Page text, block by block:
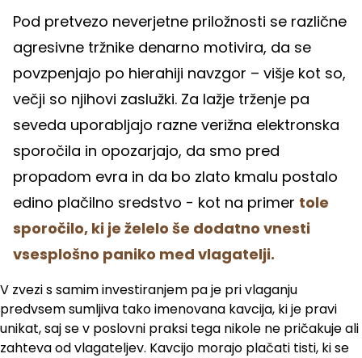
Pod pretvezo neverjetne priložnosti se različne
agresivne tržnike denarno motivira, da se
povzpenjajo po hierahiji navzgor – višje kot so,
večji so njihovi zaslužki. Za lažje trženje pa
seveda uporabljajo razne verižna elektronska
sporočila in opozarjajo, da smo pred
propadom evra in da bo zlato kmalu postalo
edino plačilno sredstvo - kot na primer tole
sporočilo, ki je želelo še dodatno vnesti
vsesplošno paniko med vlagatelji.
V zvezi s samim investiranjem pa je pri vlaganju
predvsem sumljiva tako imenovana kavcija, ki je pravi
unikat, saj se v poslovni praksi tega nikole ne pričakuje ali
zahteva od vlagateljev. Kavcijo morajo plačati tisti, ki se